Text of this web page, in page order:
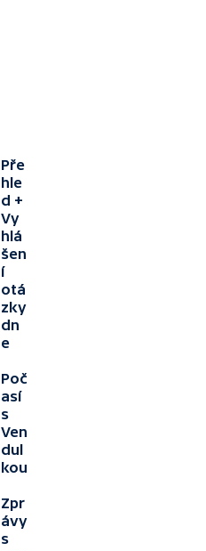
Pře
hle
d +
Vy
hlá
šen
í
otá
zky
dn
e
Poč
así
s
Ven
dul
kou
Zpr
ávy
s